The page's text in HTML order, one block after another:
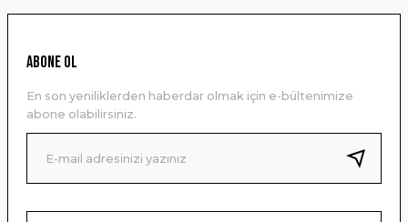
Ürün resmi kalitesiz, bozuk veya görüntülenemiyor.
Ürün bilgilerinde hatalar bulunuyor.
Ürün fiyatı diğer sitelerden daha pahalı.
Bu ürüne benzer farklı alternatifler olmalı.
ABONE OL
En son yeniliklerden haberdar olmak için e-bültenimize
abone olabilirsiniz.